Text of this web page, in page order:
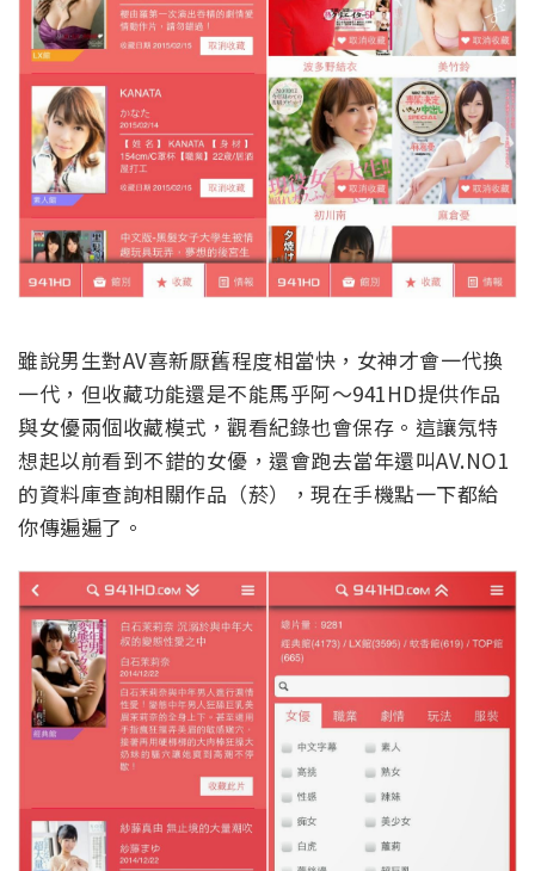
雖說男生對AV喜新厭舊程度相當快，女神才會一代換
一代，但收藏功能還是不能馬乎阿～941HD提供作品
與女優兩個收藏模式，觀看紀錄也會保存。這讓氖特
想起以前看到不錯的女優，還會跑去當年還叫AV.NO1
的資料庫查詢相關作品（菸），現在手機點一下都給
你傳遍遍了。